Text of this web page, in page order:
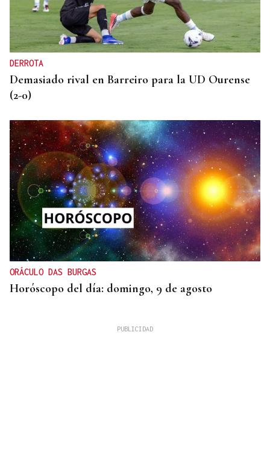
DERROTA
Demasiado rival en Barreiro para la UD Ourense
(2-0)
ORÁCULO DAS BURGAS
Horóscopo del día: domingo, 9 de agosto